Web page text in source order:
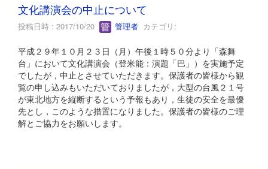
文化講演会の中止について
投稿日時 : 2017/10/20 管理者 カテゴリ:
平成２９年１０月２３日（月）午後１時５０分より「森舞
台」において文化講演会（登米能：演題「巴」）を実施予定
でしたが，中止とさせていただきます。保護者の皆様から観
覧の申し込みもいただいておりましたが，大型の台風２１号
が東北地方を縦断するという予報もあり，生徒の安全を最優
先とし，このような措置になりました。保護者の皆様のご理
解とご協力をお願いします。